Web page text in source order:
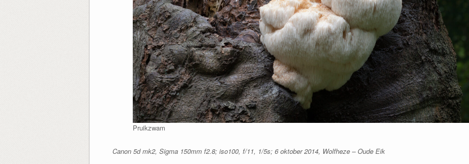
Pruikzwam
Canon 5d mk2, Sigma 150mm f2.8; iso100, f/11, 1/5s; 6 oktober 2014, Wolfheze – Oude Eik